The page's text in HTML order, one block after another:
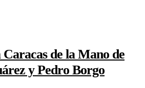
de la Mano de
y Pedro Borgo